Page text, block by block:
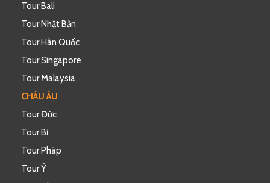
Tour Bali
Tour Nhật Bản
Tour Hàn Quốc
Tour Singapore
Tour Malaysia
CHÂU ÂU
Tour Đức
Tour Bỉ
Tour Pháp
Tour Ý